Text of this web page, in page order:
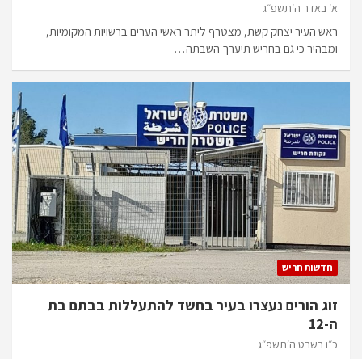
א׳ באדר ה׳תשפ״ג
ראש העיר יצחק קשת, מצטרף ליתר ראשי הערים ברשויות המקומיות,
ומבהיר כי גם בחריש תיערך השבתה…
חדשות חריש
זוג הורים נעצרו בעיר בחשד להתעללות בבתם בת
ה-12
כ״ו בשבט ה׳תשפ״ג